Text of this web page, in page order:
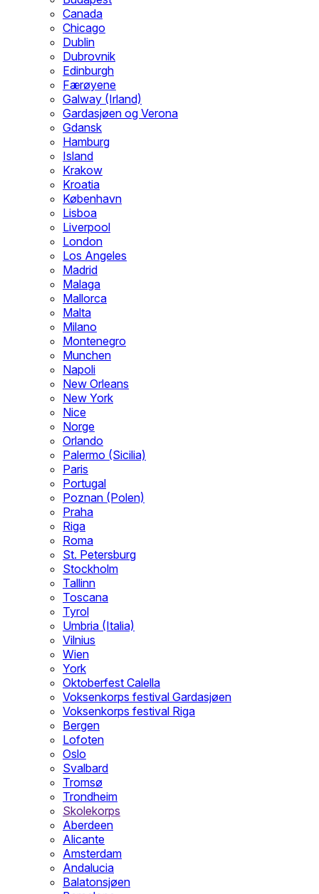
Canada
Chicago
Dublin
Dubrovnik
Edinburgh
Færøyene
Galway (Irland)
Gardasjøen og Verona
Gdansk
Hamburg
Island
Krakow
Kroatia
København
Lisboa
Liverpool
London
Los Angeles
Madrid
Malaga
Mallorca
Malta
Milano
Montenegro
Munchen
Napoli
New Orleans
New York
Nice
Norge
Orlando
Palermo (Sicilia)
Paris
Portugal
Poznan (Polen)
Praha
Riga
Roma
St. Petersburg
Stockholm
Tallinn
Toscana
Tyrol
Umbria (Italia)
Vilnius
Wien
York
Oktoberfest Calella
Voksenkorps festival Gardasjøen
Voksenkorps festival Riga
Bergen
Lofoten
Oslo
Svalbard
Tromsø
Trondheim
Skolekorps
Aberdeen
Alicante
Amsterdam
Andalucia
Balatonsjøen